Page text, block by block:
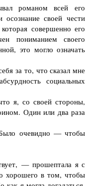
романом всей его
своей чести
совершенно его
пониманием своего
это могло означать
за то, что сказал мне
социальных
я, со своей стороны,
Один или два раза
очевидно — чтобы
— прошептала я с
хорошего в том, чтобы